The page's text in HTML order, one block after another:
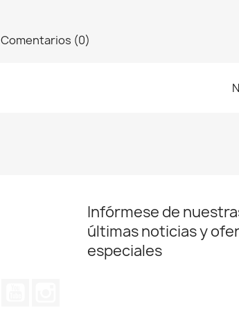
Comentarios (0)
Infórmese de
últimas noticias y
especiales